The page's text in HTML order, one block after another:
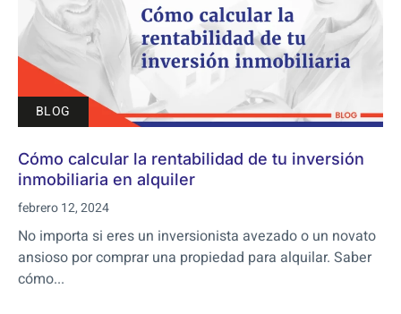
BLOG
Cómo calcular la rentabilidad de tu inversión
inmobiliaria en alquiler
febrero 12, 2024
No importa si eres un inversionista avezado o un novato
ansioso por comprar una propiedad para alquilar. Saber
cómo...